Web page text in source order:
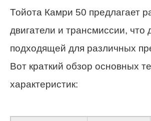
Тойота Камри 50 предлагает
двигатели и трансмиссии, что
подходящей для различных
Вот краткий обзор основных
характеристик: